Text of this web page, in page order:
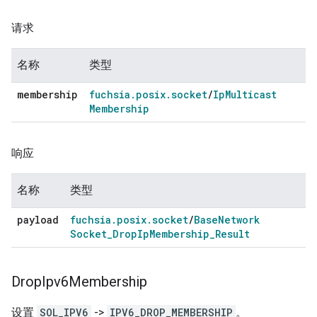
请求
名称 类型
membership fuchsia . posix.socket/IpMulticast
Membership
响应
名称 类型
payload fuchsia . posix.socket/BaseNetwork
Socket DropIpMembership Result
DropIpv6Membership
设置 SOL_IPV6 -> IPV6_DROP_MEMBERSHIP 。